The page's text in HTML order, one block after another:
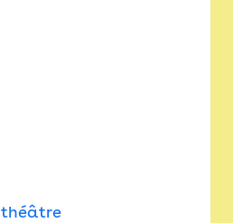
théâtre